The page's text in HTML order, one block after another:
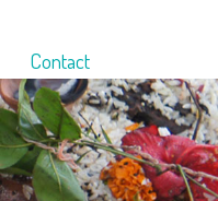
Contact